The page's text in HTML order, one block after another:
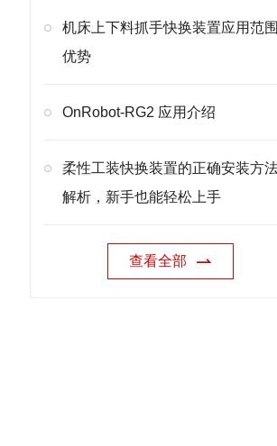
机床上下料抓手快换装置应用范
优势
OnRobot-RG2 应用介绍
柔性工装快换装置的正确安装方
解析，新手也能轻松上手
查看全部